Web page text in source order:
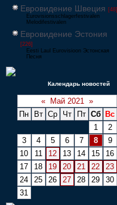
Евровидение Швеция [48]
Eurovisionsschlagerfestivalen
Melodifestivalen
Евровидение Эстония
[226]
Eesti Laul Eurovisioon Эстонская
Песня
Календарь новостей
« Май 2021 »
Пн
Вт Ср Чт Пт Сб
Вс
1
2
3
4 5 6 7 8
9
10
11 12 13 14 15
16
17
18 19 20 21 22
23
24
25 26 27 28 29
30
31